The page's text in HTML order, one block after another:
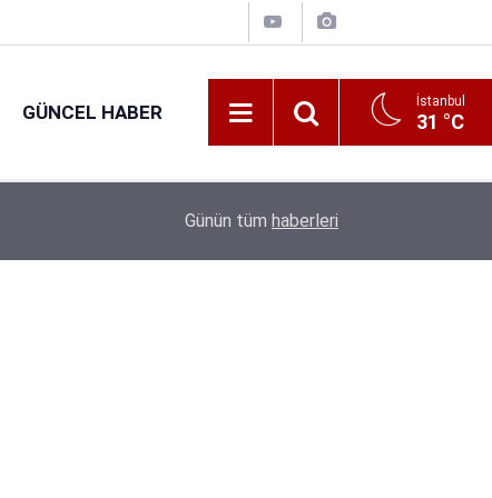
GÜNCEL HABER İstanbul
31 °C
Kıyı Emniyeti Genel Müdürlüğü 26 İşçi Alımı
Günün tüm haberleri